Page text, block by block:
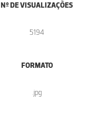
Nº DE VISUALIZAÇÕES
5194
FORMATO
.jpg